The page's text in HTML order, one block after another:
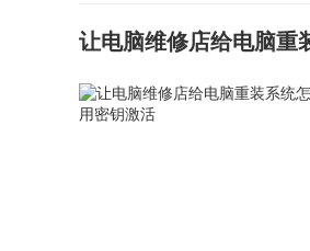
让电脑维修店给电脑重